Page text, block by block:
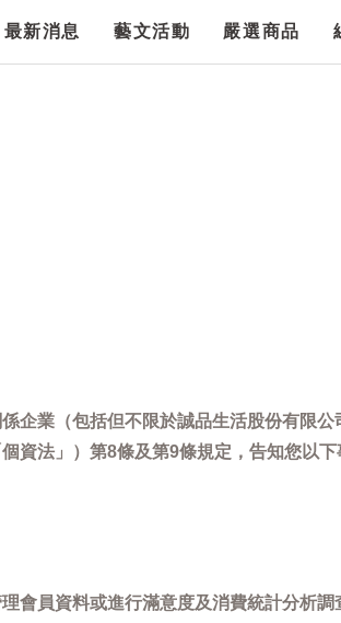
最新消息 藝文活動 嚴選商品
企業（包括但不限於誠品生活股份有限
資法」）第8條及第9條規定，告知您以下
會員資料或進行滿意度及消費統計分析